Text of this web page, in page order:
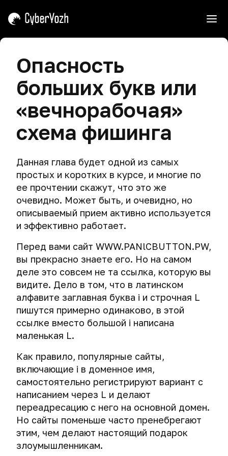
Советы
по
работе
с
курсом
Щит,
и
меч.
Почему
мы
учим
атаковать.
Как
следить
публикацией
новых
материалов
Самый
важный
совет
курса
Проверьте
свою
анонимность
и
безопасность
сети.
Тесты.
Угрозы
Опасный
поиск
Утечка
данных
Нарушение
приватности
и
Системы
массовой
слежки
Физический
доступ
и
компьютерная
криминалистика
Подсматривание
информации
на
экране
Массовый
взлом
устройств
Как
ловят
хакеров
Как
хакеров
Роковые
ошибки
киберпреступников
Основные
Зачем
мне
безопасность
и
в
сети
Виртуальные
машины
Виртуальная
машина
и
виртуальная
система
Создание
виртуальной
машины
Снэпшоты
и
клонирование
машин
Почему
вам
не
стоит
использовать
папки,
общий
Пароль
Создание
надежного
Как
хакеры
создают
безопасные
пароли
Большая
ошибка,
как
точно
не
хранить
пароли
Безопасные
способы
хранения
Операционные
системы
Операционные
системы.
Выбор
пути.
iOS.
Первые
шаги
для
iPhone
iPad.
Миф
о
невероятной
macOS
Шифрование
История
шифрования.
Противостояние
шифрования
и
спецслужб.
к
использованию
криптоконтейнеров
История
TrueCrypt.
Недоказуемость
криптоконтейнеров.
Ваш
Шифрование
операционной
системы
Комплексное
шифрование
операционной
и
жесткого
диска
Как
сотрудники
правоохранительных
вскрыли
шифрование
Социальные
сети
Криминалистический
активности
в
социальных
сетях
Как
публикации
в
социальных
Tails и
Tails.
Пара
перед
использованием.
Tails
-
самая
Системы
слежки
Тотальная
слежка:
или
зло?
Email
Тест:
электронную
Деанонимизация
Опасность
больших букв или
«вечнорабочая»
схема фишинга
Данная глава будет одной из самых
простых и коротких в курсе, и многие по
ее прочтении скажут, что это же
очевидно. Может быть, и очевидно, но
описываемый прием активно используется
и эффективно работает.
Перед вами сайт WWW.PANlCBUTTON.PW,
вы прекрасно знаете его. Но на самом
деле это совсем не та ссылка, которую вы
видите. Дело в том, что в латинском
алфавите заглавная буква i и строчная L
пишутся примерно одинаково, в этой
ссылке вместо большой i написана
маленькая L.
Как правило, популярные сайты,
включающие i в доменное имя,
самостоятельно регистрируют вариант с
написанием через L и делают
переадресацию с него на основной домен.
Но сайты поменьше часто пренебрегают
этим, чем делают настоящий подарок
злоумышленникам.